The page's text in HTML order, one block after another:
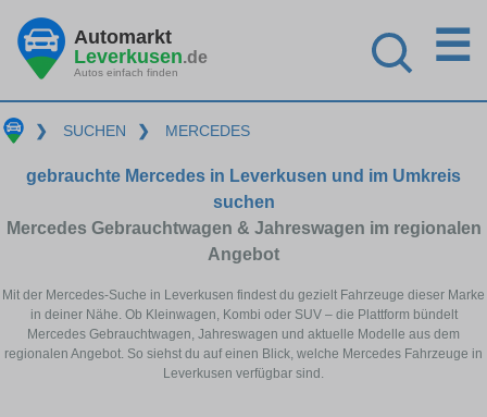
Automarkt
Leverkusen.de
Autos einfach finden
☰
❯ SUCHEN ❯ MERCEDES
gebrauchte Mercedes in Leverkusen und im Umkreis
suchen
Mercedes Gebrauchtwagen & Jahreswagen im regionalen
Angebot
Mit der Mercedes-Suche in Leverkusen findest du gezielt Fahrzeuge dieser Marke
in deiner Nähe. Ob Kleinwagen, Kombi oder SUV – die Plattform bündelt
Mercedes Gebrauchtwagen, Jahreswagen und aktuelle Modelle aus dem
regionalen Angebot. So siehst du auf einen Blick, welche Mercedes Fahrzeuge in
Leverkusen verfügbar sind.